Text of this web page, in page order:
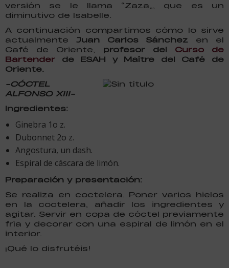
versión se le llama “Zaza”, que es un
diminutivo de Isabelle.
A continuación compartimos cómo lo sirve
actualmente Juan Carlos Sánchez en el
Café de Oriente, profesor del Curso de
Bartender de ESAH y Maître del Café de
Oriente.
-CÓCTEL
ALFONSO XIII-
Ingredientes:
Ginebra 1o z.
Dubonnet 2o z.
Angostura, un dash.
Espiral de cáscara de limón.
Preparación y presentación:
Se realiza en coctelera. Poner varios hielos
en la coctelera, añadir los ingredientes y
agitar. Servir en copa de cóctel previamente
fría y decorar con una espiral de limón en el
interior.
¡Qué lo disfrutéis!